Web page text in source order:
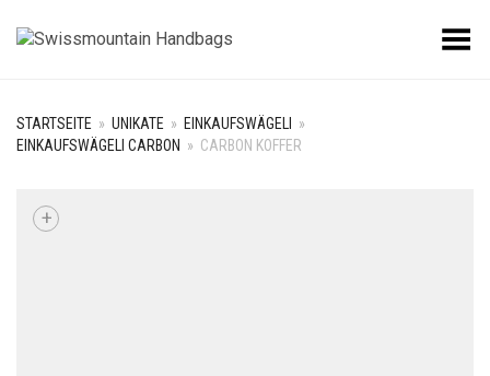
Toggle Menu
STARTSEITE » UNIKATE » EINKAUFSWÄGELI
»
EINKAUFSWÄGELI CARBON » CARBON KOFFER
+